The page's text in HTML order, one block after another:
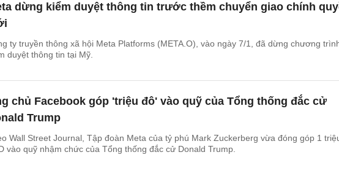
dừng kiểm duyệt thông tin trước thềm chuyển giao chính
ty truyền thông xã hội Meta Platforms (META.O), vào ngày 7/1, đã dừng chương
duyệt thông tin tại Mỹ.
chủ Facebook góp 'triệu đô' vào quỹ của Tổng thống đắc cử
Trump
Wall Street Journal, Tập đoàn Meta của tỷ phú Mark Zuckerberg vừa đóng góp 1
vào quỹ nhậm chức của Tổng thống đắc cử Donald Trump.